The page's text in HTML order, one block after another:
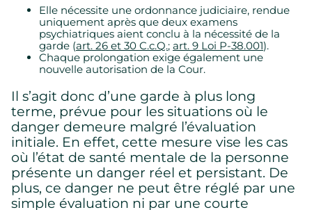
Elle nécessite une ordonnance judiciaire, rendue
uniquement après que deux examens
psychiatriques aient conclu à la nécessité de la
garde (art. 26 et 30 C.c.Q.; art. 9 Loi P-38.001).
Chaque prolongation exige également une
nouvelle autorisation de la Cour.
Il s’agit donc d’une garde à plus long
terme, prévue pour les situations où le
danger demeure malgré l’évaluation
initiale. En effet, cette mesure vise les cas
où l’état de santé mentale de la personne
présente un danger réel et persistant. De
plus, ce danger ne peut être réglé par une
simple évaluation ni par une courte